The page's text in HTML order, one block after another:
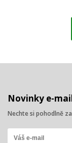
Novinky e-
Nechte si pohodlně